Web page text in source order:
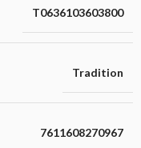
T0636103603800
Tradition
7611608270967